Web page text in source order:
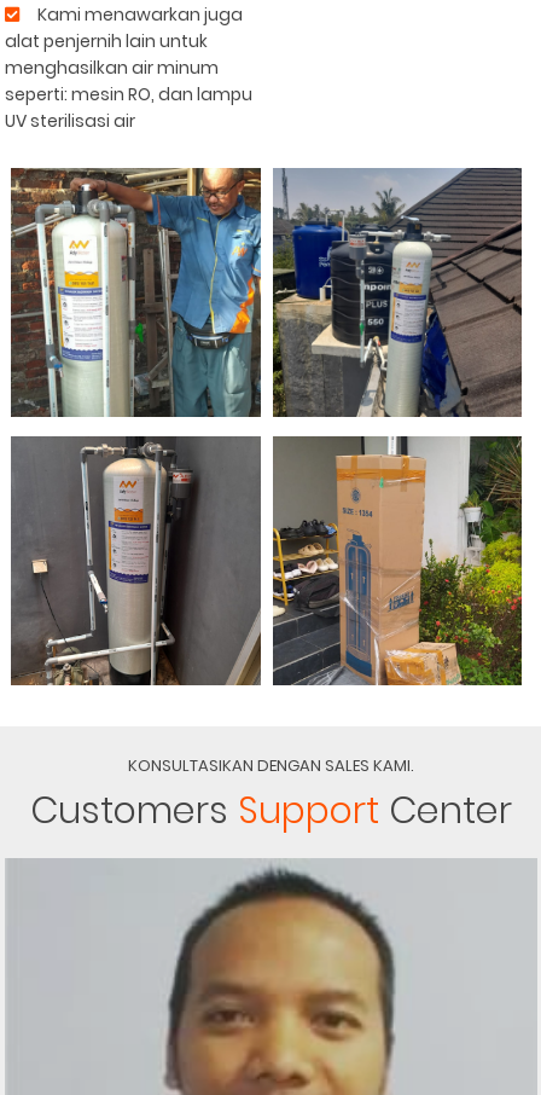
Kami menawarkan juga
alat penjernih lain untuk
menghasilkan air minum
seperti: mesin RO, dan lampu
UV sterilisasi air
KONSULTASIKAN DENGAN SALES KAMI.
Customers Support Center